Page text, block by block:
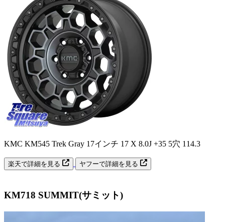
KMC KM545 Trek Gray 17インチ 17 X 8.0J +35 5穴 114.3
楽天で詳細を見る ヤフーで詳細を見る
KM718 SUMMIT(サミット)